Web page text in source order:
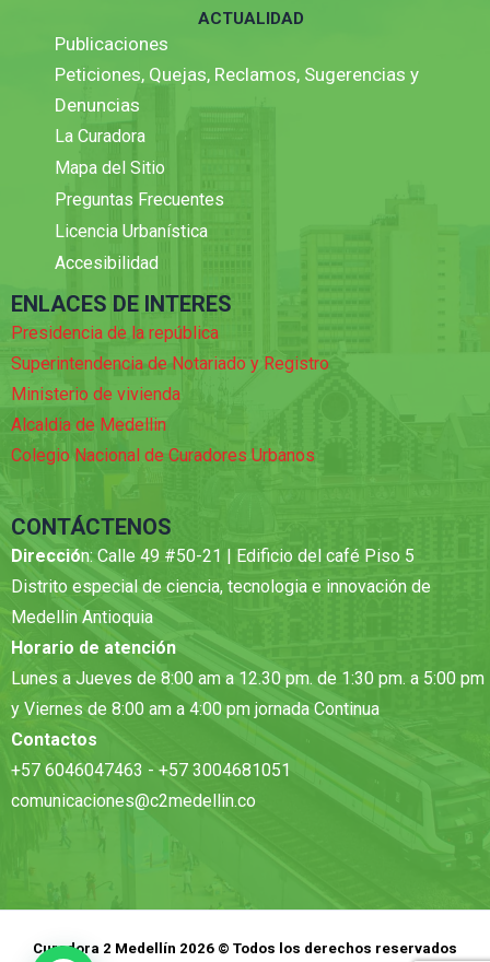
ACTUALIDAD
Publicaciones
Peticiones, Quejas, Reclamos, Sugerencias y
Denuncias
La Curadora
Mapa del Sitio
Preguntas Frecuentes
Licencia Urbanística
Accesibilidad
ENLACES DE INTERES
Presidencia de la república
Superintendencia de Notariado y Registro
Ministerio de vivienda
Alcaldia de Medellin
Colegio Nacional de Curadores Urbanos
CONTÁCTENOS
Dirección: Calle 49 #50-21 | Edificio del café Piso 5
Distrito especial de ciencia, tecnologia e innovación de
Medellin Antioquia
Horario de atención
Lunes a Jueves de 8:00 am a 12.30 pm. de 1:30 pm. a 5:00 pm
y Viernes de 8:00 am a 4:00 pm jornada Continua
Contactos
+57 6046047463 - +57 3004681051
comunicaciones@c2medellin.co
Curadora 2 Medellín 2026 © Todos los derechos reservados